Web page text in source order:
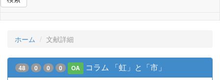
ホーム 文献詳細
48 0 0 0 OA コラム 「虹」と「市」